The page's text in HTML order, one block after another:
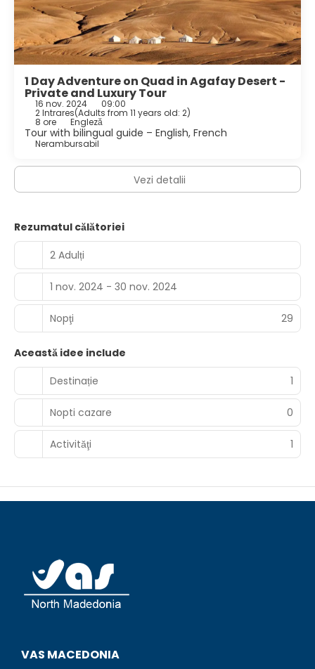
1 Day Adventure on Quad in Agafay Desert -
Private and Luxury Tour
16 nov. 2024 09:00
2 Intrares(Adults from 11 years old: 2)
8 ore Engleză
Tour with bilingual guide – English, French
Nerambursabil
Vezi detalii
Rezumatul călătoriei
2 Adulți
1 nov. 2024 - 30 nov. 2024
Nopţi 29
Această idee include
Destinație
1
Nopti cazare 0
Activităţi 1
VAS MACEDONIA